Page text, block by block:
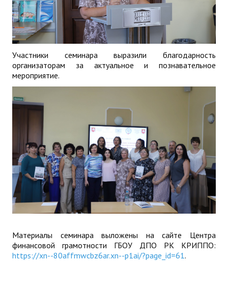
Участники семинара выразили благодарность
организаторам за актуальное и познавательное
мероприятие.
Материалы семинара выложены на сайте Центра
финансовой грамотности ГБОУ ДПО РК КРИППО:
https://xn--80affmwcbz6ar.xn--p1ai/?page_id=61.